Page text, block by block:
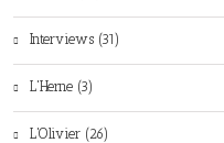
Interviews (31)
L'Herne (3)
L'Olivier (26)